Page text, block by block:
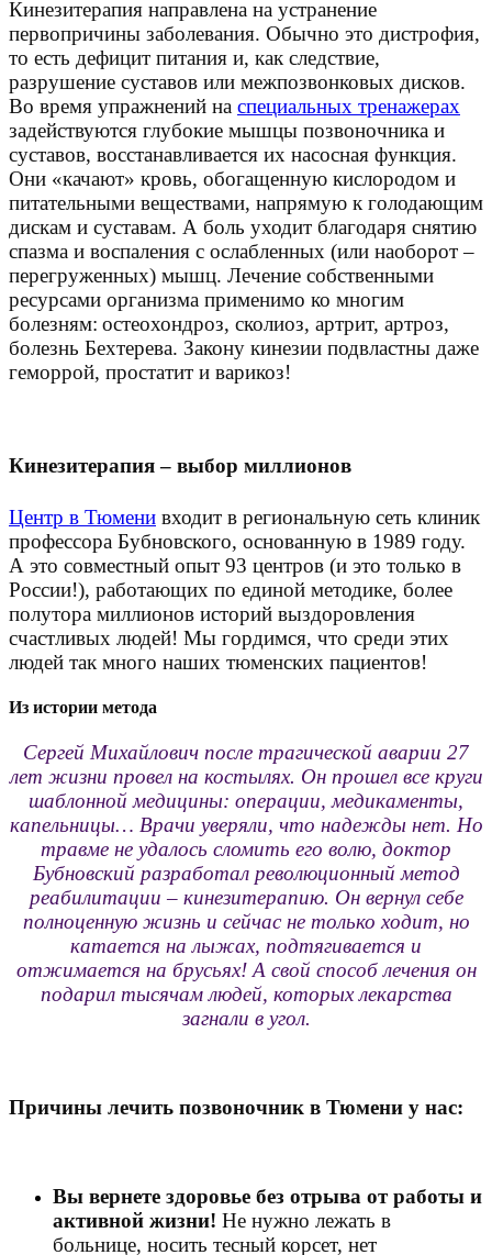
Кинезитерапия направлена на устранение
первопричины заболевания. Обычно это дистрофия,
то есть дефицит питания и, как следствие,
разрушение суставов или межпозвонковых дисков.
Во время упражнений на специальных тренажерах
задействуются глубокие мышцы позвоночника и
суставов, восстанавливается их насосная функция.
Они «качают» кровь, обогащенную кислородом и
питательными веществами, напрямую к голодающим
дискам и суставам. А боль уходит благодаря снятию
спазма и воспаления с ослабленных (или наоборот –
перегруженных) мышц. Лечение собственными
ресурсами организма применимо ко многим
болезням: остеохондроз, сколиоз, артрит, артроз,
болезнь Бехтерева. Закону кинезии подвластны даже
геморрой, простатит и варикоз!
Кинезитерапия – выбор миллионов
Центр в Тюмени входит в региональную сеть клиник
профессора Бубновского, основанную в 1989 году.
А это совместный опыт 93 центров (и это только в
России!), работающих по единой методике, более
полутора миллионов историй выздоровления
счастливых людей! Мы гордимся, что среди этих
людей так много наших тюменских пациентов!
Из истории метода
Сергей Михайлович после трагической аварии 27
лет жизни провел на костылях. Он прошел все круги
шаблонной медицины: операции, медикаменты,
капельницы… Врачи уверяли, что надежды нет. Но
травме не удалось сломить его волю, доктор
Бубновский разработал революционный метод
реабилитации – кинезитерапию. Он вернул себе
полноценную жизнь и сейчас не только ходит, но
катается на лыжах, подтягивается и
отжимается на брусьях! А свой способ лечения он
подарил тысячам людей, которых лекарства
загнали в угол.
Причины лечить позвоночник в Тюмени у нас:
Вы вернете здоровье без отрыва от работы и
активной жизни! Не нужно лежать в
больнице, носить тесный корсет, нет